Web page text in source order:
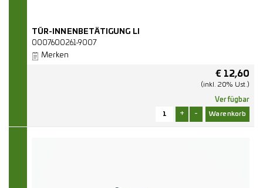
TÜR-INNENBETÄTIGUNG LI
0007600261-9007
Merken
€ 12,60
(inkl. 20% Ust.)
Verfügbar
+ -